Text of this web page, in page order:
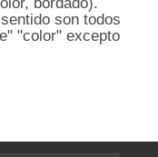
son todos
"color" excepto